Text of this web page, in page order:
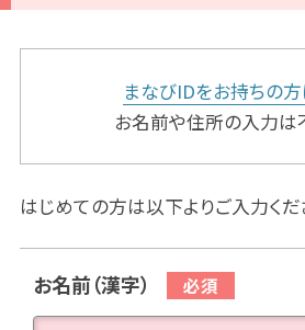
まなびIDをお持ちの
お名前や住所の入力は
はじめての方は以下よりご入力くだ
お名前（漢字）